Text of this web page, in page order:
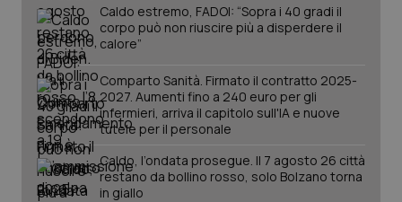
Tumori del Polmone & Testa Collo
Tumori gastrointestinali
Ulcera & Reflusso
Vaccini
Caldo estremo, FADOI: “Sopra i 40 gradi il
corpo può non riuscire più a disperdere il
calore”
Comparto Sanità. Firmato il contratto 2025-
2027. Aumenti fino a 240 euro per gli
infermieri, arriva il capitolo sull'IA e nuove
tutele per il personale
Caldo, l’ondata prosegue. Il 7 agosto 26 città
restano da bollino rosso, solo Bolzano torna
in giallo